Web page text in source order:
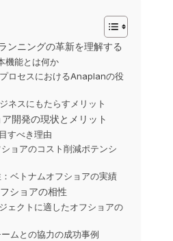
ンニングの革新を理解する
機能とは何か
ロセスにおけるAnaplanの役
ネスにもたらすメリット
開発の現状とメリット
すべき理由
ョアのコスト削減ポテンシ
ベトナムオフショアの実績
ショアの相性
ェクトに適したオフショアの
ムとの協力の成功事例